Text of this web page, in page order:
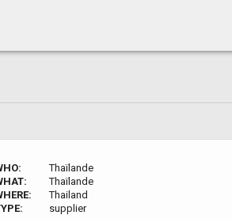
Thaïlande
Thaïlande
Thailand
supplier